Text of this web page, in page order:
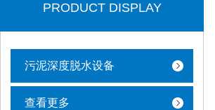
PRODUCT DISPLAY
污泥深度脱水设备
查看更多